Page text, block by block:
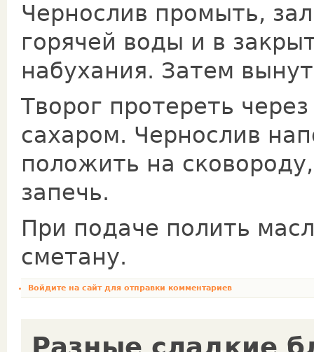
Чернослив промыть,
горячей воды и в
набухания. Затем
Творог протереть
сахаром. Чернослив
положить на
запечь.
При подаче полить
сметану.
Войдите на сайтдля отправки комментариев